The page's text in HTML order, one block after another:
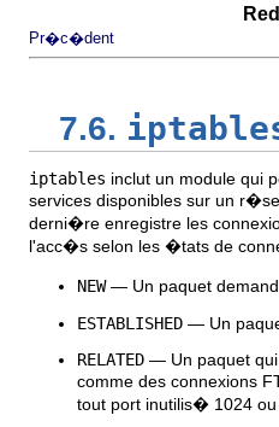
Pr�c�dent
7.6.
iptables inclut un module qui
services disponibles sur un
derni�re enregistre les
l'acc�s selon les �tats de
NEW— Un paquet
ESTABLISHED — Un
RELATED — Un paquet qui
comme des connexions
tout port inutilis� 1024